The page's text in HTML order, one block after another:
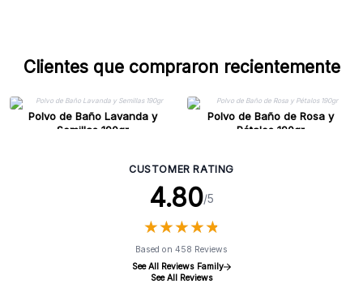
Clientes que compraron recientemente
Polvo de Baño Lavanda y
Semillas 190gr
Polvo de Baño de Rosa y
Pétalos 190gr
CUSTOMER RATING
4.80/5
★★★★★
★★★★★
Based on 458 Reviews
See All Reviews Family
See All Reviews